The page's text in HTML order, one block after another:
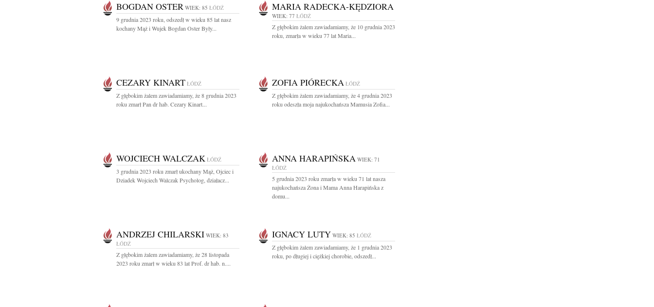
BOGDAN OSTER WIEK: 85 ŁÓDŹ
9 grudnia 2023 roku, odszedł w wieku 85 lat nasz
kochany Mąż i Wujek Bogdan Oster Były...
MARIA RADECKA-KĘDZIORA
WIEK: 77 ŁÓDŹ
Z głębokim żalem zawiadamiamy, że 10 grudnia 2023
roku, zmarła w wieku 77 lat Maria...
CEZARY KINART ŁÓDŹ
Z głębokim żalem zawiadamiamy, że 8 grudnia 2023
roku zmarł Pan dr hab. Cezary Kinart...
ZOFIA PIÓRECKA ŁÓDŹ
Z głębokim żalem zawiadamiamy, że 4 grudnia 2023
roku odeszła moja najukochańsza Mamusia Zofia...
WOJCIECH WALCZAK ŁÓDŹ
3 grudnia 2023 roku zmarł ukochany Mąż, Ojciec i
Dziadek Wojciech Walczak Psycholog, działacz...
ANNA HARAPIŃSKA WIEK: 71
ŁÓDŹ
5 grudnia 2023 roku zmarła w wieku 71 lat nasza
najukochańsza Żona i Mama Anna Harapińska z
domu...
ANDRZEJ CHILARSKI WIEK: 83
ŁÓDŹ
Z głębokim żalem zawiadamiamy, że 28 listopada
2023 roku zmarł w wieku 83 lat Prof. dr hab. n....
IGNACY LUTY WIEK: 85 ŁÓDŹ
Z głębokim żalem zawiadamiamy, że 1 grudnia 2023
roku, po długiej i ciężkiej chorobie, odszedł...